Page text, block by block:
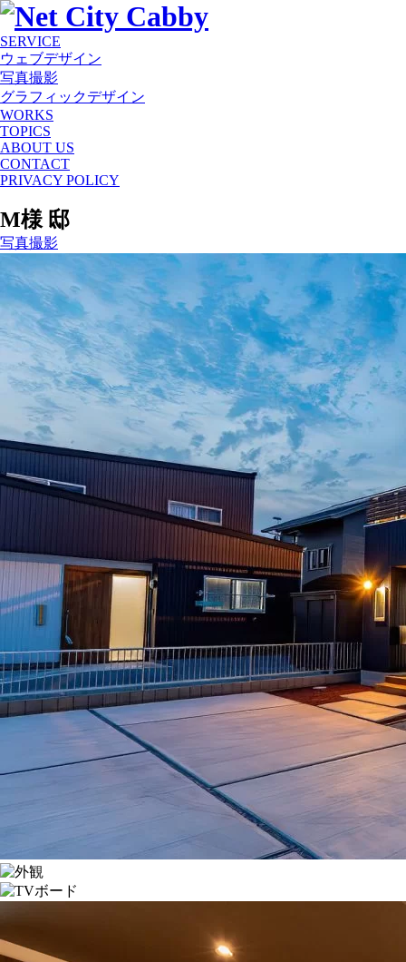
SERVICE
ウェブデザイン
写真撮影
グラフィックデザイン
WORKS
TOPICS
ABOUT US
CONTACT
PRIVACY POLICY
M様 邸
写真撮影